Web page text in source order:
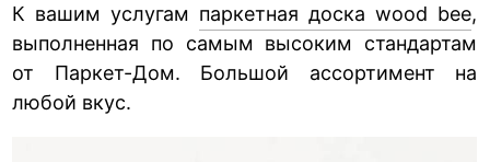
К вашим услугам паркетная доска wood bee,
выполненная по самым высоким стандартам
от Паркет-Дом. Большой ассортимент на
любой вкус.